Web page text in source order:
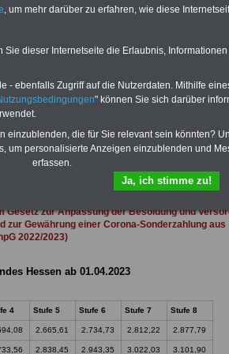
>>>
herunterladen, auch für Beschäftigte des
Landes Hessengeeignet: die Bücher
Nebentätigkeitsrecht, Frauen im öffentl.
Man kann die eBooks herunterladen,
ausdrucken und lesen>>>mehr
Gesetz zur Anpassung der Besoldung und
zur Gewährung einer Corona-Sonderzahlung aus
2022/2023)
Hessen ab 01.04.2023
4 Stufe 5 Stufe 6 Stufe 7 Stufe 8
2.665,61 2.734,73 2.812,22 2.877,79
2.838,45 2.943,35 3.022,03 3.101,90
, um mehr darüber zu erfahren, wie diese
Sie dieser Internetseite die Erlaubnis,
- ebenfalls Zugriff auf die Nutzerdaten. Mithilfe
" können Sie sich darüber
einzublenden, die für Sie relevant sein könnten?
um personalisierte Anzeigen einzublenden und
erfassen.
Ja, ich stimme zu!